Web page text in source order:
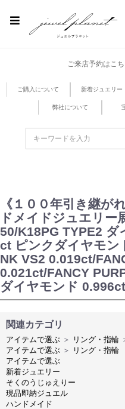
ご来店予約はこ
ご購入について 新着ジュエリー
弊社について
《１００年引き継
ドメイドジュエリー
50/K18PG TYPE2 ダ
ct ピンクダイヤモン
NK VS2 0.019ct/
0.021ct/FANCY
ダイヤモンド
関連カテゴリ
アイテムで選ぶ ＞ リング・指輪
アイテムで選ぶ ＞
リング・指輪
アイテムで選ぶ
新着ジュエリー
そくのうじゅえりー
現品即納ジュエル
ハンドメイド